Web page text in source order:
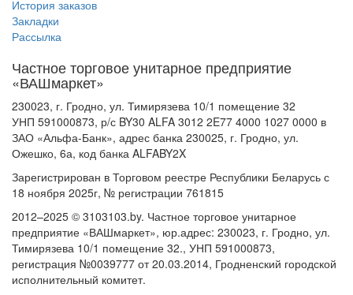
История заказов
Закладки
Рассылка
Частное торговое унитарное предприятие
«ВАШмаркет»
230023, г. Гродно, ул. Тимирязева 10/1 помещение 32
УНП 591000873, р/с BY30 ALFA 3012 2E77 4000 1027 0000 в
ЗАО «Альфа-Банк», адрес банка 230025, г. Гродно, ул.
Ожешко, 6а, код банка ALFABY2X
Зарегистрирован в Торговом реестре Республики Беларусь с
18 ноября 2025г, № регистрации 761815
2012–2025 © 3103103.by. Частное торговое унитарное
предприятие «ВАШмаркет», юр.адрес: 230023, г. Гродно, ул.
Тимирязева 10/1 помещение 32., УНП 591000873,
регистрация №0039777 от 20.03.2014, Гродненский городской
исполнительный комитет.